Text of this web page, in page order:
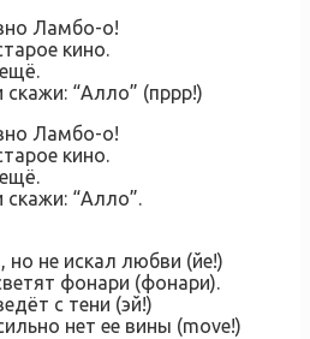
Ламбо-о!
кино.
“Алло” (пррр!)
Ламбо-о!
кино.
скажи: “Алло”.
не искал любви (йе!)
фонари (фонари).
с тени (эй!)
нет ее вины (move!)